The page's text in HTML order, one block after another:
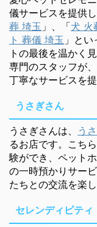
儀サービスを提供
葬 埼玉 」、「犬 火
ト 葬儀 埼玉 」と
トの最後を温かく
専門のスタッフが
丁寧なサービスを提
うさぎさん
うさぎさんは、 う
るお店です。こち
験ができ、ペット
の一時預かりサー
たちとの交流を楽
セレンディピティ